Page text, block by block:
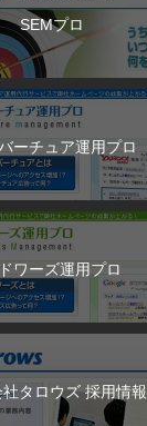
SEMプロ
ーチュア運用プロ
ワーズ運用プロ
タロウズ 採用情報